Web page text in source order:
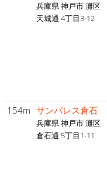
兵庫県 神戸市 灘区
天城通 4丁目3-12
154m サンパレス倉石
兵庫県 神戸市 灘区
倉石通 5丁目1-11